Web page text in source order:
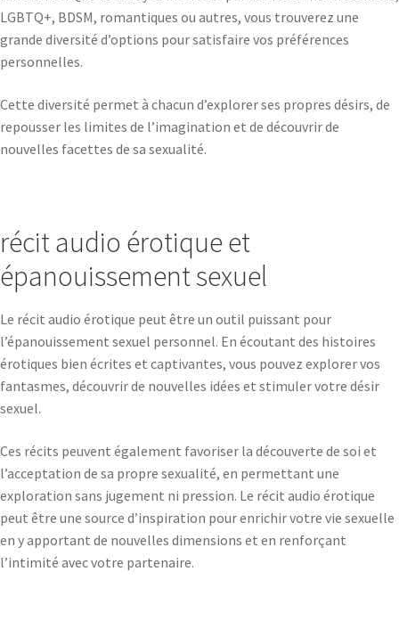
LGBTQ+, BDSM, romantiques ou autres, vous trouverez une
grande diversité d’options pour satisfaire vos préférences
personnelles.
Cette diversité permet à chacun d’explorer ses propres désirs, de
repousser les limites de l’imagination et de découvrir de
nouvelles facettes de sa sexualité.
récit audio érotique et
épanouissement sexuel
Le récit audio érotique peut être un outil puissant pour
l’épanouissement sexuel personnel. En écoutant des histoires
érotiques bien écrites et captivantes, vous pouvez explorer vos
fantasmes, découvrir de nouvelles idées et stimuler votre désir
sexuel.
Ces récits peuvent également favoriser la découverte de soi et
l’acceptation de sa propre sexualité, en permettant une
exploration sans jugement ni pression. Le récit audio érotique
peut être une source d’inspiration pour enrichir votre vie sexuelle
en y apportant de nouvelles dimensions et en renforçant
l’intimité avec votre partenaire.